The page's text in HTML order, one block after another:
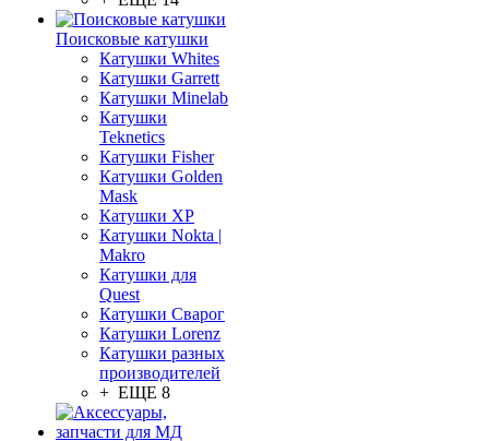
Поисковые катушки
Катушки Whites
Катушки Garrett
Катушки Minelab
Катушки
Teknetics
Катушки Fisher
Катушки Golden
Mask
Катушки XP
Катушки Nokta |
Makro
Катушки для
Quest
Катушки Сварог
Катушки Lorenz
Катушки разных
производителей
+ ЕЩЕ 8